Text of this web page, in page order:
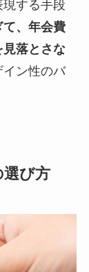
現する手段
て、年会費
落とさな
ン性のバ
選び方